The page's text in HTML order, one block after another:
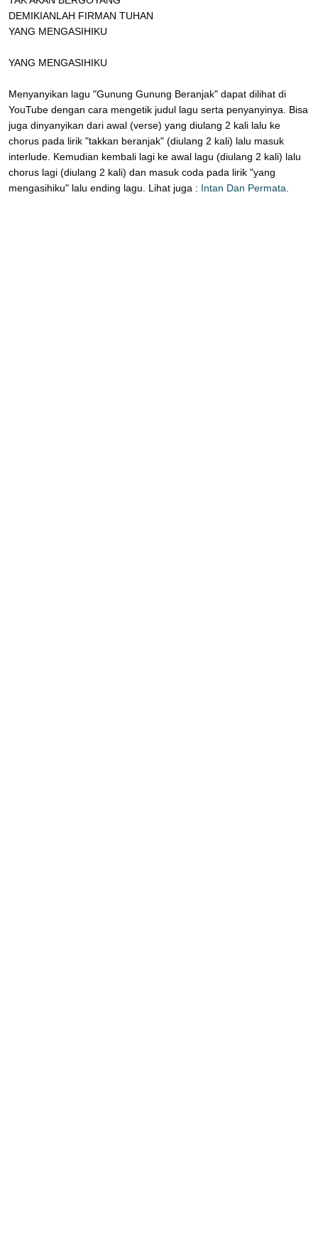
DEMIKIANLAH FIRMAN TUHAN
YANG MENGASIHIKU
YANG MENGASIHIKU
Menyanyikan lagu "Gunung Gunung Beranjak" dapat dilihat di
YouTube dengan cara mengetik judul lagu serta penyanyinya. Bisa
juga dinyanyikan dari awal (verse) yang diulang 2 kali lalu ke
chorus pada lirik "takkan beranjak" (diulang 2 kali) lalu masuk
interlude. Kemudian kembali lagi ke awal lagu (diulang 2 kali) lalu
chorus lagi (diulang 2 kali) dan masuk coda pada lirik "yang
mengasihiku" lalu ending lagu. Lihat juga : Intan Dan Permata